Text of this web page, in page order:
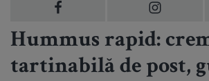
Hummus rapid:
tartinabilă de post,